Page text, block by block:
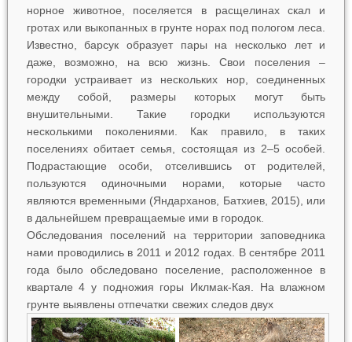
норное животное, поселяется в расщелинах скал и
гротах или выкопанных в грунте норах под пологом леса.
Известно, барсук образует пары на несколько лет и
даже, возможно, на всю жизнь. Свои поселения –
городки устраивает из нескольких нор, соединенных
между собой, размеры которых могут быть
внушительными. Такие городки используются
несколькими поколениями. Как правило, в таких
поселениях обитает семья, состоящая из 2–5 особей.
Подрастающие особи, отселившись от родителей,
пользуются одиночными норами, которые часто
являются временными (Яндарханов, Батхиев, 2015), или
в дальнейшем превращаемые ими в городок.
Обследования поселений на территории заповедника
нами проводились в 2011 и 2012 годах. В сентябре 2011
года было обследовано поселение, расположенное в
квартале 4 у подножия горы Иклмак-Кая. На влажном
грунте выявлены отпечатки свежих следов двух